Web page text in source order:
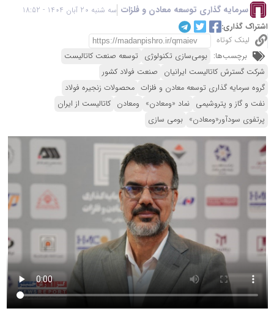
سرمایه گذاری توسعه معادن و فلزات سه شنبه 20 آبان 1404 - 18:52
اشتراک گذاری:
لینک کوتاه
برچسب‌ها: بومی‌سازی تکنولوژی‌ توسعه صنعت کاتالیست‌
شرکت گسترش کاتالیست ایرانیان صنعت فولاد کشور
گروه سرمایه گذاری توسعه معادن و فلزات محصولات زنجیره فولاد
نفت و گاز و پتروشیمی نماد «ومعادن» ومعادن کاتالیست از ایران
پرتفوی سودآور«ومعادن» بومی سازی